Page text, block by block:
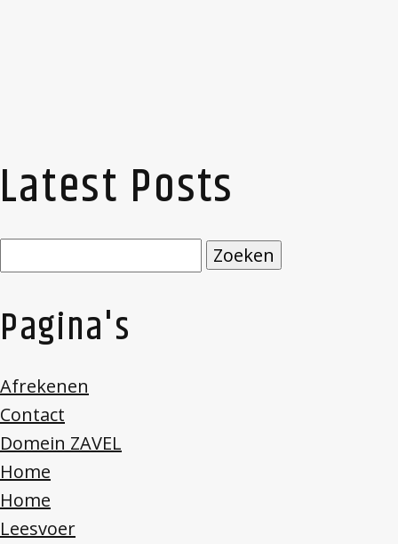
Latest Posts
naar:
Pagina's
Afrekenen
Contact
Domein ZAVEL
Home
Home
Leesvoer